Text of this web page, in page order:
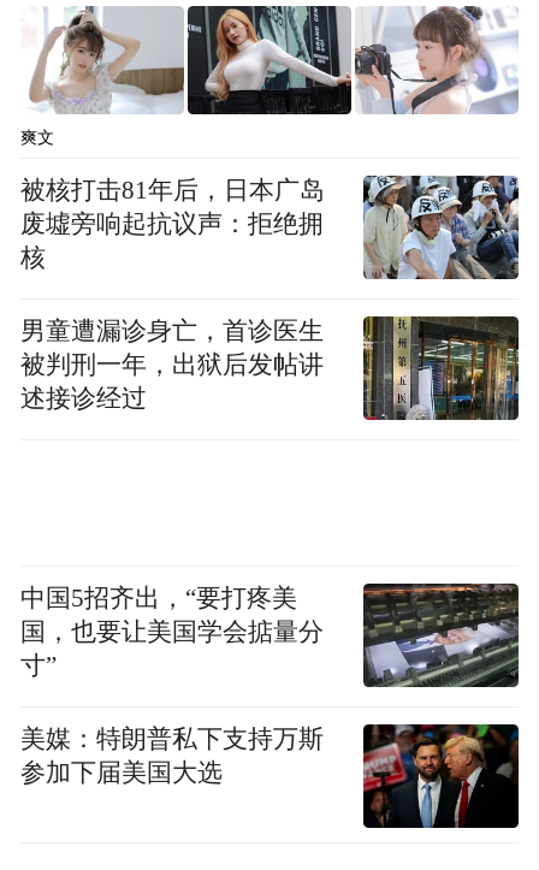
爽文
被核打击81年后，日本广岛
废墟旁响起抗议声：拒绝拥
核
男童遭漏诊身亡，首诊医生
被判刑一年，出狱后发帖讲
述接诊经过
中国5招齐出，“要打疼美
国，也要让美国学会掂量分
寸”
美媒：特朗普私下支持万斯
参加下届美国大选